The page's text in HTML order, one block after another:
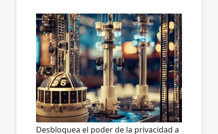
Desbloquea el poder de la privacidad a